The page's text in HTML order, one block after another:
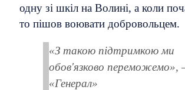
одну зі шкіл на Волині, а коли
то пішов воювати добровольцем.
«З такою підтримкою ми
обов'язково переможемо»,
«Генерал»